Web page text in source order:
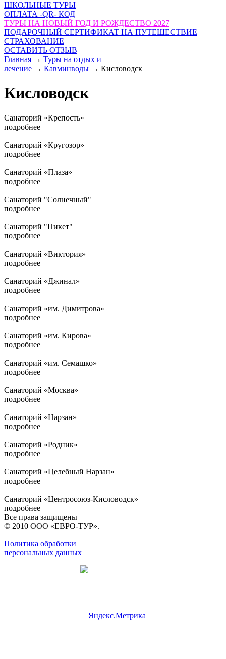
ШКОЛЬНЫЕ ТУРЫ
ОПЛАТА -QR- КОД
ТУРЫ НА НОВЫЙ ГОД И РОЖДЕСТВО 2027
ПОДАРОЧНЫЙ СЕРТИФИКАТ НА ПУТЕШЕСТВИЕ
СТРАХОВАНИЕ
ОСТАВИТЬ ОТЗЫВ
Главная → Туры на отдых и
лечение → Кавминводы → Кисловодск
Кисловодск
Санаторий «Крепость»
подробнее
Санаторий «Кругозор»
подробнее
Санаторий «Плаза»
подробнее
Санаторий "Солнечный"
подробнее
Санаторий "Пикет"
подробнее
Санаторий «Виктория»
подробнее
Санаторий «Джинал»
подробнее
Санаторий «им. Димитрова»
подробнее
Санаторий «им. Кирова»
подробнее
Санаторий «им. Семашко»
подробнее
Санаторий «Москва»
подробнее
Санаторий «Нарзан»
подробнее
Санаторий «Родник»
подробнее
Санаторий «Целебный Нарзан»
подробнее
Санаторий «Центросоюз-Кисловодск»
подробнее
Все права защищены
© 2010 ООО «ЕВРО-ТУР».
Политика обработки
персональных данных